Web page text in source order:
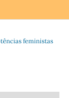
feministas